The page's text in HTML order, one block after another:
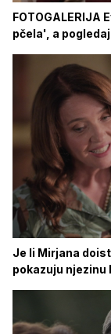
FOTOGALERIJA
pčela', a
Je li Mirjana
pokazuju njezinu